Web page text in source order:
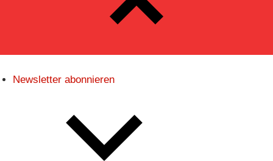
Newsletter abonnieren